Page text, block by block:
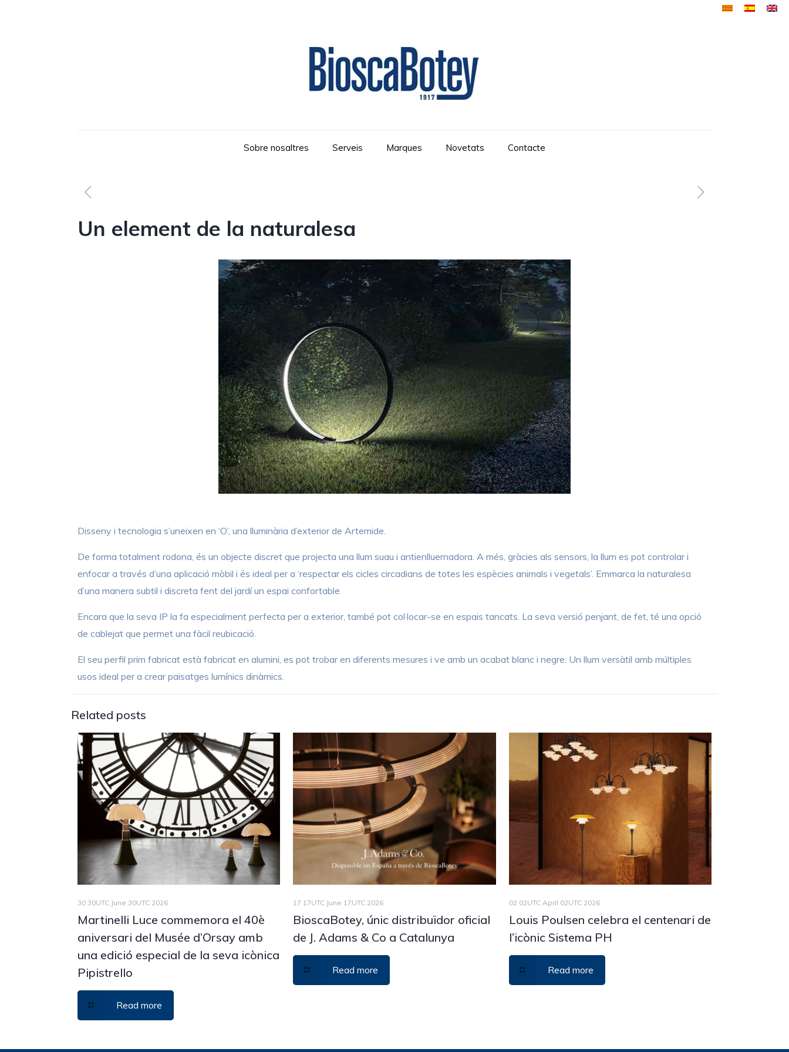
Sobre nosaltres Serveis Marques Novetats Contacte
Un element de la naturalesa
Disseny i tecnologia s’uneixen en ‘O’, una lluminària d’exterior de Artemide.
De forma totalment rodona, és un objecte discret que projecta una llum suau i antienlluernadora. A més, gràcies als sensors, la llum es pot controlar i
enfocar a través d’una aplicació mòbil i és ideal per a ‘respectar els cicles circadians de totes les espècies animals i vegetals’. Emmarca la naturalesa
d’una manera subtil i discreta fent del jardí un espai confortable.
Encara que la seva IP la fa especialment perfecta per a exterior, també pot col·locar-se en espais tancats. La seva versió penjant, de fet, té una opció
de cablejat que permet una fàcil reubicació.
El seu perfil prim fabricat està fabricat en alumini, es pot trobar en diferents mesures i ve amb un acabat blanc i negre. Un llum versàtil amb múltiples
usos ideal per a crear paisatges lumínics dinàmics.
Related posts
30 30UTC June 30UTC 2026
Martinelli Luce commemora el 40è
aniversari del Musée d’Orsay amb
una edició especial de la seva icònica
Pipistrello
Read more
17 17UTC June 17UTC 2026
BioscaBotey, únic distribuïdor oficial
de J. Adams & Co a Catalunya
Read more
02 02UTC April 02UTC 2026
Louis Poulsen celebra el centenari de
l’icònic Sistema PH
Read more